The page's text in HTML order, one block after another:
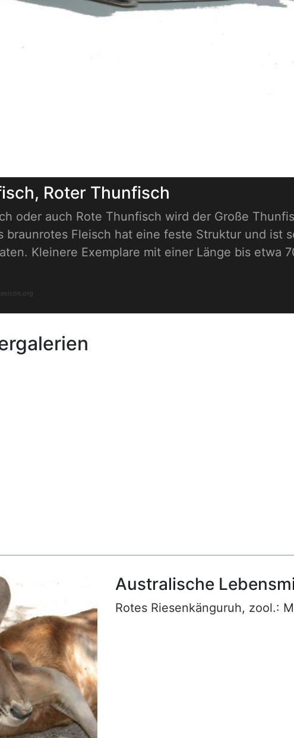
Roter Thunfisch
oder auch Rote Thunfisch wird der Große
braunrotes Fleisch hat eine feste Struktur und ist
Kleinere Exemplare mit einer Länge bis etwa
Australische
Rotes Riesenkänguruh, zool.: